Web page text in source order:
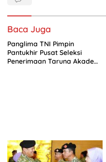
Baca Juga
Panglima TNI Pimpin
Pantukhir Pusat Seleksi
Penerimaan Taruna Akademi